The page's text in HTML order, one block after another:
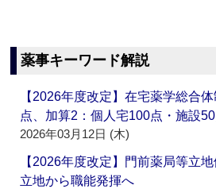
薬事キーワード解説
【2026年度改定】在宅薬学総合
点、加算2：個人宅100点・施設
2026年03月12日 (木)
【2026年度改定】門前薬局等立
立地から職能発揮へ